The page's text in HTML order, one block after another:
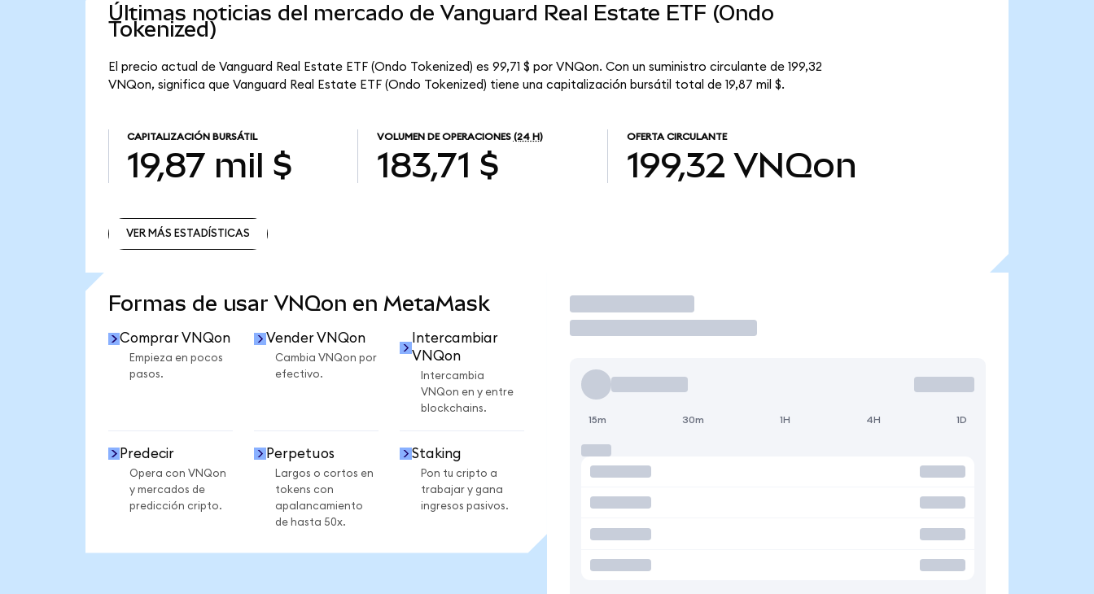
Últimas noticias del mercado de Vanguard Real Estate ETF (Ondo
Tokenized)
El precio actual de Vanguard Real Estate ETF (Ondo Tokenized) es 99,71 $ por VNQon. Con un suministro circulante de 199,32
VNQon, significa que Vanguard Real Estate ETF (Ondo Tokenized) tiene una capitalización bursátil total de 19,87 mil $.
CAPITALIZACIÓN BURSÁTIL
19,87 mil $
VOLUMEN DE OPERACIONES (24 H)
183,71 $
OFERTA CIRCULANTE
199,32 VNQon
VER MÁS ESTADÍSTICAS
Formas de usar VNQon en MetaMask
Comprar VNQon
Empieza en pocos
pasos.
Vender VNQon
Cambia VNQon por
efectivo.
Intercambiar
VNQon
Intercambia
VNQon en y entre
blockchains.
Predecir
Opera con VNQon
y mercados de
predicción cripto.
Perpetuos
Largos o cortos en
tokens con
apalancamiento
de hasta 50x.
Staking
Pon tu cripto a
trabajar y gana
ingresos pasivos.
Operar
15m 30m 1H 4H 1D